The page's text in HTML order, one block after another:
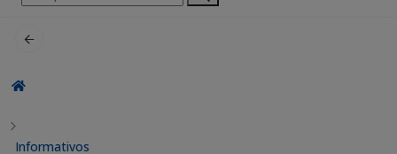
por:
Informativos